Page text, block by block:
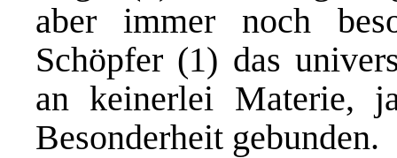
aber immer noch
Schöpfer (1) das
an keinerlei Materie,
Besonderheit gebunden.